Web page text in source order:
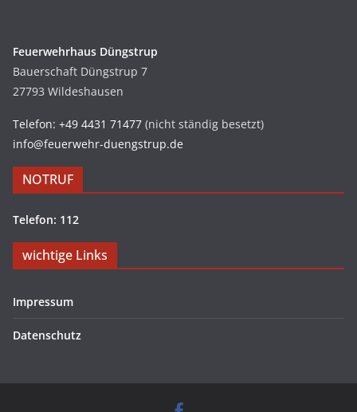
Feuerwehrhaus Düngstrup
Bauerschaft Düngstrup 7
27793 Wildeshausen
Telefon: +49 4431 71477 (nicht ständig besetzt)
info@feuerwehr-duengstrup.de
NOTRUF
Telefon: 112
wichtige Links
Impressum
Datenschutz